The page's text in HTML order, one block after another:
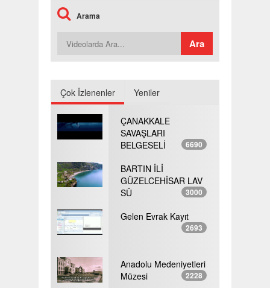
Arama
Çok İzlenenler Yeniler
ÇANAKKALE
SAVAŞLARI
BELGESELİ
6690
BARTIN İLİ
GÜZELCEHİSAR LAV
SÜ
3000
Gelen Evrak Kayıt
2693
Anadolu Medeniyetleri
Müzesi
2228